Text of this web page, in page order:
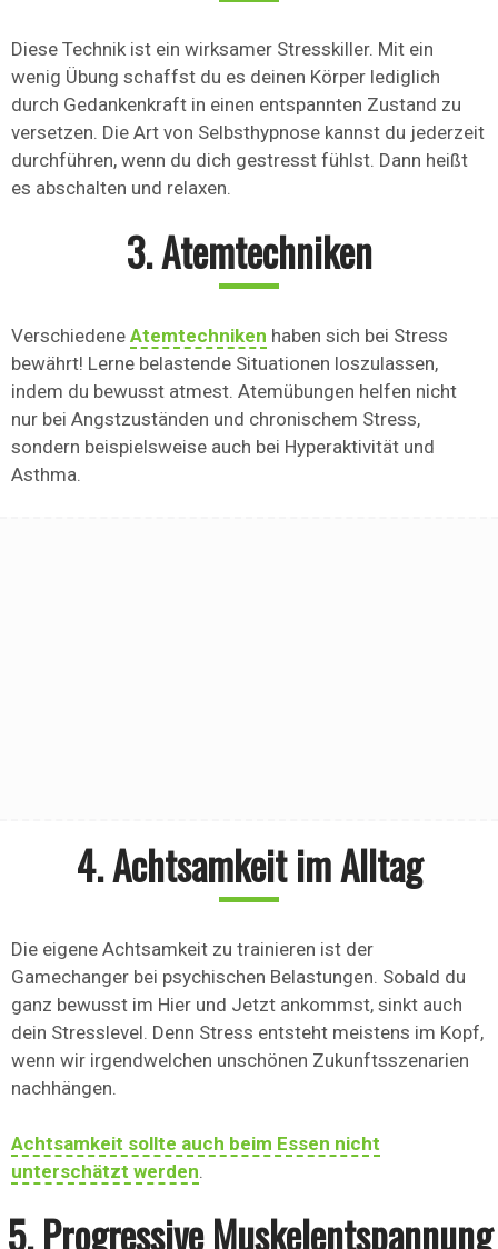
Diese Technik ist ein wirksamer Stresskiller. Mit ein
wenig Übung schaffst du es deinen Körper lediglich
durch Gedankenkraft in einen entspannten Zustand zu
versetzen. Die Art von Selbsthypnose kannst du jederzeit
durchführen, wenn du dich gestresst fühlst. Dann heißt
es abschalten und relaxen.
3. Atemtechniken
Verschiedene Atemtechniken haben sich bei Stress
bewährt! Lerne belastende Situationen loszulassen,
indem du bewusst atmest. Atemübungen helfen nicht
nur bei Angstzuständen und chronischem Stress,
sondern beispielsweise auch bei Hyperaktivität und
Asthma.
4. Achtsamkeit im Alltag
Die eigene Achtsamkeit zu trainieren ist der
Gamechanger bei psychischen Belastungen. Sobald du
ganz bewusst im Hier und Jetzt ankommst, sinkt auch
dein Stresslevel. Denn Stress entsteht meistens im Kopf,
wenn wir irgendwelchen unschönen Zukunftsszenarien
nachhängen.
Achtsamkeit sollte auch beim Essen nicht
unterschätzt werden.
5. Progressive Muskelentspannung